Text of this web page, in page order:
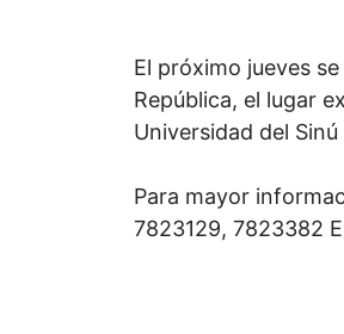
El próximo jueves
República, el lugar
Universidad del
Para mayor
7823129, 7823382